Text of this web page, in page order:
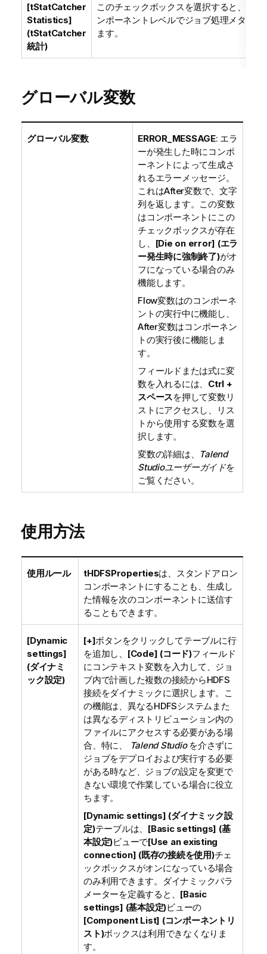
[tStatCatcher
Statistics]
(tStatCatcher
統計)
このチェックボックスを選択すると、ジョ
ンポーネントレベルでジョブ処理メタデー
ます。
グローバル変数
グローバル変数 ERROR_MESSAGE: エラ
ーが発生した時にコンポ
ーネントによって生成さ
れるエラーメッセージ。
これはAfter変数で、文字
列を返します。この変数
はコンポーネントにこの
チェックボックスが存在
し、 [Die on error] (エラ
ー発生時に強制終了)がオ
フになっている場合のみ
機能します。
Flow変数はのコンポーネ
ントの実行中に機能し、
After変数はコンポーネン
トの実行後に機能しま
す。
フィールドまたは式に変
数を入れるには、 Ctrl +
スペースを押して変数リ
ストにアクセスし、リス
トから使用する変数を選
択します。
変数の詳細は、
Talend
Studioユーザーガイドを
ご覧ください。
使用方法
使用ルール tHDFSPropertiesは、スタンドアロン
コンポーネントにすることも、生成し
た情報を次のコンポーネントに送信す
ることもできます。
[Dynamic
settings]
(ダイナミ
ック設定)
[+]ボタンをクリックしてテーブルに行
を追加し、 [Code] (コード)フィールド
にコンテキスト変数を入力して、ジョ
ブ内で計画した複数の接続からHDFS
接続をダイナミックに選択します。こ
の機能は、異なるHDFSシステムまた
は異なるディストリビューション内の
ファイルにアクセスする必要がある場
合、特に、
Talend Studio を介さずに
ジョブをデプロイおよび実行する必要
がある時など、ジョブの設定を変更で
きない環境で作業している場合に役立
ちます。
[Dynamic settings] (ダイナミック設
定)テーブルは、 [Basic settings] (基
本設定)ビューで[Use an existing
connection] (既存の接続を使用)チェ
ックボックスがオンになっている場合
のみ利用できます。ダイナミックパラ
メーターを定義すると、 [Basic
settings] (基本設定)ビューの
[Component List] (コンポーネントリ
スト)ボックスは利用できなくなりま
す。